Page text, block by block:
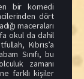
bir komedi
dört
maceraları
okul da dahil
Kıbrıs’a
Sınıfı, bu
zamanı
farklı kişiler